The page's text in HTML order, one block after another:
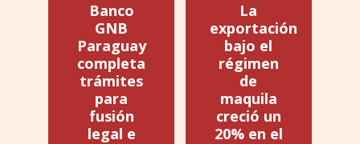
Banco
GNB
Paraguay
completa
trámites
para
fusión
legal e
La
exportación
bajo el
régimen
de
maquila
creció un
20% en el